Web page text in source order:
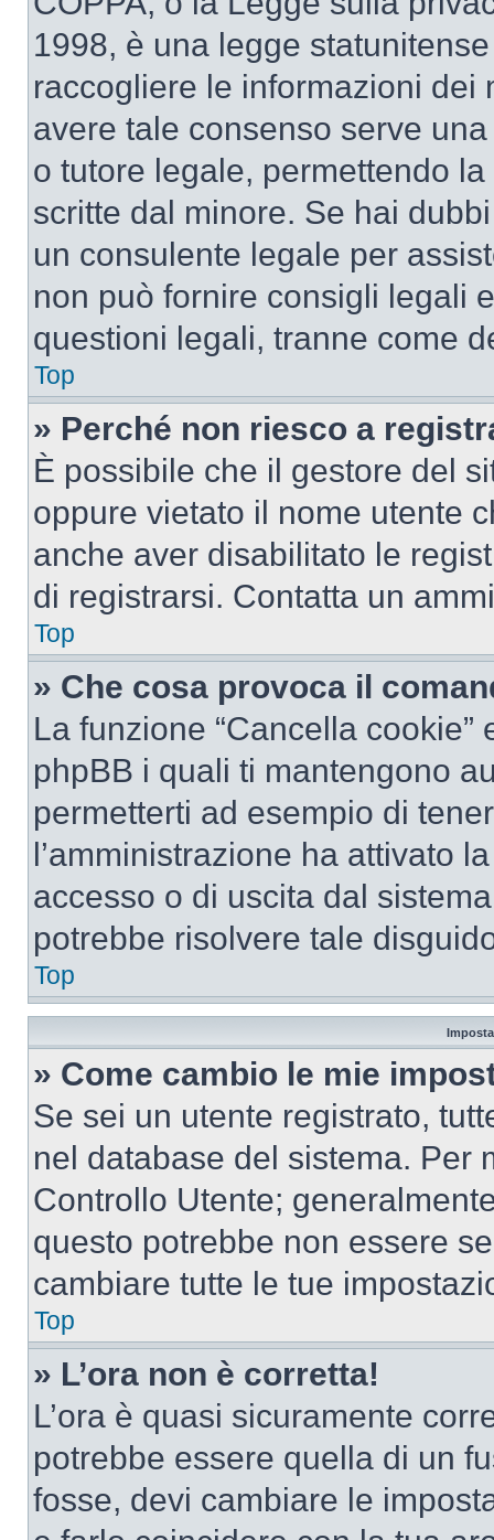
1998, è una legge
raccogliere le informazioni dei
avere tale consenso serve
o tutore legale, permettendo
scritte dal minore. Se hai
un consulente legale per
non può fornire consigli legali
questioni legali, tranne come
Top
» Perché non riesco a
È possibile che il gestore del
oppure vietato il nome utente
anche aver disabilitato le
di registrarsi. Contatta un
Top
» Che cosa provoca il
La funzione “Cancella
phpBB i quali ti mantengono
permetterti ad esempio di
l’amministrazione ha attivato
accesso o di uscita dal
potrebbe risolvere tale
Top
» Come cambio le mie
Se sei un utente registrato,
nel database del sistema. Per
Controllo Utente;
questo potrebbe non essere
cambiare tutte le tue
Top
» L’ora non è corretta!
L’ora è quasi sicuramente
potrebbe essere quella di un
fosse, devi cambiare le